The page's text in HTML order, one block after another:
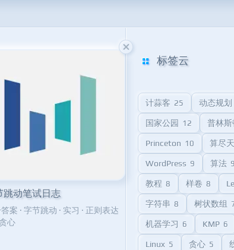
跳动笔试日志
案 ·字节跳动 · 实习 · 正则表达
心
标签云
计蒜客 25 动态规划
国家公园 12 普林斯
Princeton 10 算尽
WordPress 9 算法 9
教程 8 样卷 8
字符串 8 树状数组
机器学习 6 KMP 6
Linux 5 贪心 5